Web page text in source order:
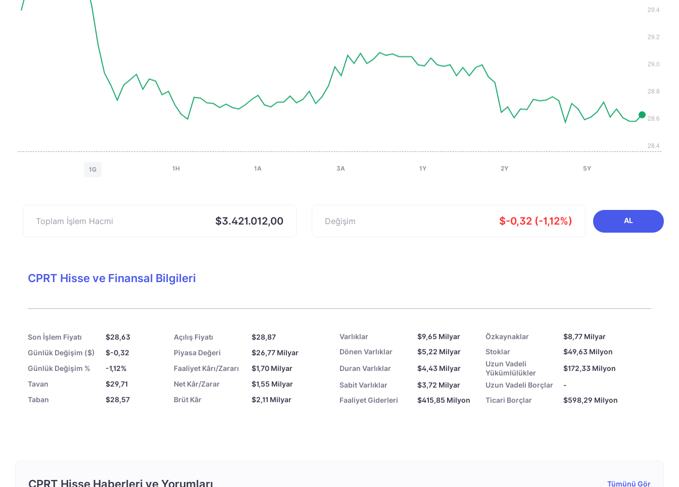
1G 1H 1A 3A 1Y 2Y 5Y
Toplam İşlem Hacmi $3.421.012,00 Değişim $-0,32 (-1,12%) AL
CPRT Hisse ve Finansal Bilgileri
Son İşlem Fiyatı $28,63 Açılış Fiyatı
$28,87
Günlük Değişim ($)
$-0,32 Piyasa Değeri
$26,77 Milyar
Günlük Değişim %
-1,12% Faaliyet Kârı/Zararı
$1,70 Milyar
Tavan
$29,71 Net Kâr/Zarar
$1,55 Milyar
Taban
$28,57 Brüt Kâr $2,11 Milyar
Varlıklar $9,65 Milyar Özkaynaklar
$8,77 Milyar
Dönen Varlıklar
$5,22 Milyar Stoklar
$49,63 Milyon
Duran Varlıklar
$4,43 Milyar
Uzun Vadeli
Yükümlülükler
$172,33 Milyon
Sabit Varlıklar
$3,72 Milyar Uzun Vadeli Borçlar
-
Faaliyet Giderleri
$415,85 Milyon Ticari Borçlar $598,29 Milyon
CPRT Hisse Haberleri ve Yorumları Tümünü Gör